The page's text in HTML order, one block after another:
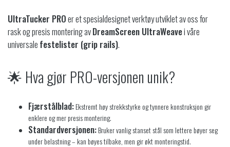
UltraTucker PROer et spesialdesignet verktøy utviklet av oss for
rask og presis montering avDreamScreen UltraWeavei våre
universale festelister (grip rails).
🌟 Hva gjør PRO-versjonen unik?
Fjærstålblad:Ekstremt høy strekkstyrke og tynnere konstruksjon gir
enklere og mer presis montering.
Standardversjonen:Bruker vanlig stanset stål som lettere bøyer seg
under belastning – kan bøyes tilbake, men gir økt monteringstid.